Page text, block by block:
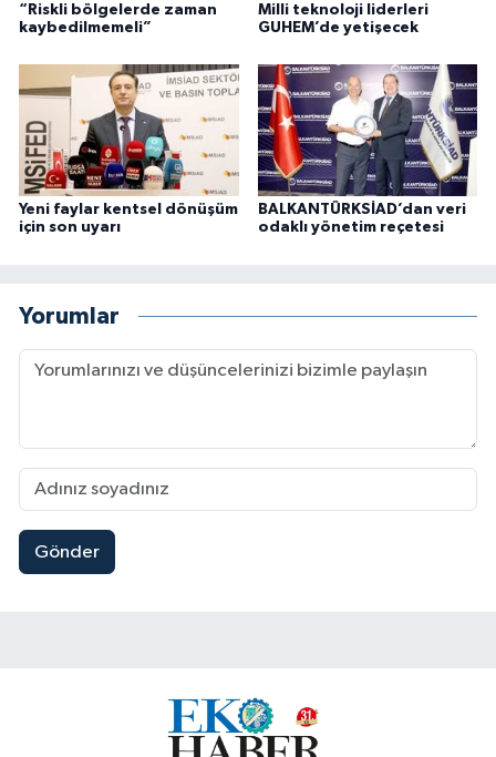
“Riskli bölgelerde zaman
kaybedilmemeli”
Milli teknoloji liderleri
GUHEM’de yetişecek
Yeni faylar kentsel dönüşüm
için son uyarı
BALKANTÜRKSİAD’dan veri
odaklı yönetim reçetesi
Yorumlar
Gönder